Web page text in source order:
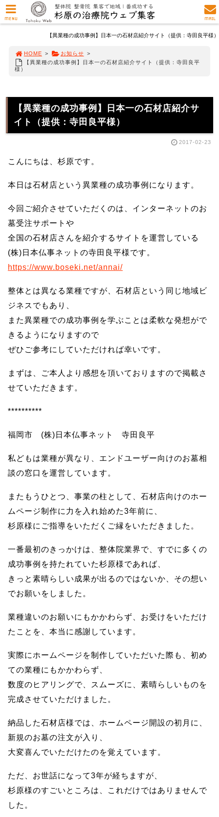
【異業種の成功事例】日本一の石材店紹介サイト（提供：寺田良平様）
HOME > お知らせ >
【異業種の成功事例】日本一の石材店紹介サイト（提供：寺田良平
様）
【異業種の成功事例】日本一の石材店紹介サ
イト（提供：寺田良平様）
2017-02-23
こんにちは、杉原です。
本日は石材店という異業種の成功事例になります。
今回ご紹介させていただくのは、インターネットのお
墓受注サポートや
全国の石材店さんを紹介するサイトを運営している
(株)日本仏事ネットの寺田良平様です。
https://www.boseki.net/annai/
整体とは異なる業種ですが、石材店という同じ地域ビ
ジネスでもあり、
また異業種での成功事例を学ぶことは柔軟な発想がで
きるようになりますので
ぜひご参考にしていただければ幸いです。
まずは、ご本人より感想を頂いておりますので掲載さ
せていただきます。
**********
福岡市 (株)日本仏事ネット 寺田良平
私どもは業種が異なり、エンドユーザー向けのお墓相
談の窓口を運営しています。
またもうひとつ、事業の柱として、石材店向けのホー
ムページ制作に力を入れ始めた3年前に、
杉原様にご指導をいただくご縁をいただきました。
一番最初のきっかけは、整体院業界で、すでに多くの
成功事例を持たれていた杉原様であれば、
きっと素晴らしい成果が出るのではないか、その想い
でお願いをしました。
業種違いのお願いにもかかわらず、お受けをいただけ
たことを、本当に感謝しています。
実際にホームページを制作していただいた際も、初め
ての業種にもかかわらず、
数度のヒアリングで、スムーズに、素晴らしいものを
完成させていただけました。
納品した石材店様では、ホームページ開設の初月に、
新規のお墓の注文が入り、
大変喜んでいただけたのを覚えています。
ただ、お世話になって3年が経ちますが、
杉原様のすごいところは、これだけではありませんで
した。
MENU MAIL